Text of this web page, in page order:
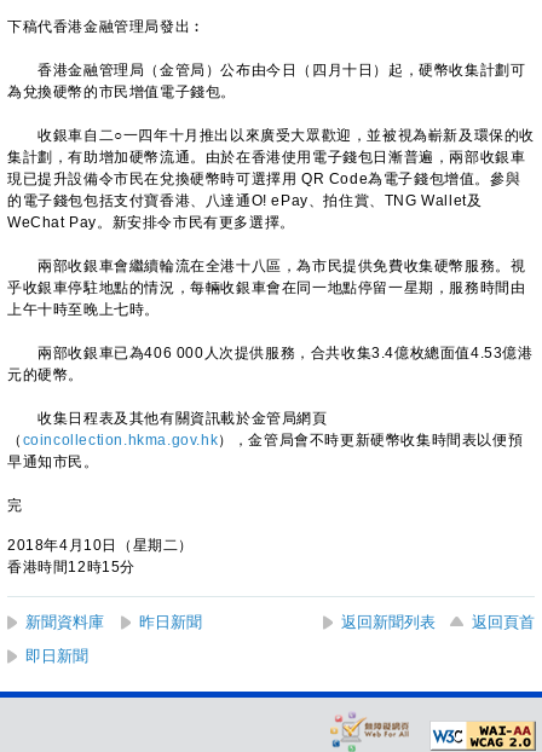
下稿代香港金融管理局發出︰
香港金融管理局（金管局）公布由今日（四月十日）起，硬幣收集計劃可
為兌換硬幣的市民增值電子錢包。
收銀車自二○一四年十月推出以來廣受大眾歡迎，並被視為嶄新及環保的收
集計劃，有助增加硬幣流通。由於在香港使用電子錢包日漸普遍，兩部收銀車
現已提升設備令市民在兌換硬幣時可選擇用 QR Code為電子錢包增值。參與
的電子錢包包括支付寶香港、八達通O! ePay、拍住賞、TNG Wallet及
WeChat Pay。新安排令市民有更多選擇。
兩部收銀車會繼續輪流在全港十八區，為市民提供免費收集硬幣服務。視
乎收銀車停駐地點的情況，每輛收銀車會在同一地點停留一星期，服務時間由
上午十時至晚上七時。
兩部收銀車已為406 000人次提供服務，合共收集3.4億枚總面值4.53億港
元的硬幣。
收集日程表及其他有關資訊載於金管局網頁
（ coincollection.hkma.gov.hk），金管局會不時更新硬幣收集時間表以便預
早通知市民。
完
2018年4月10日（星期二）
香港時間12時15分
新聞資料庫 昨日新聞 返回新聞列表
返回頁首
即日新聞